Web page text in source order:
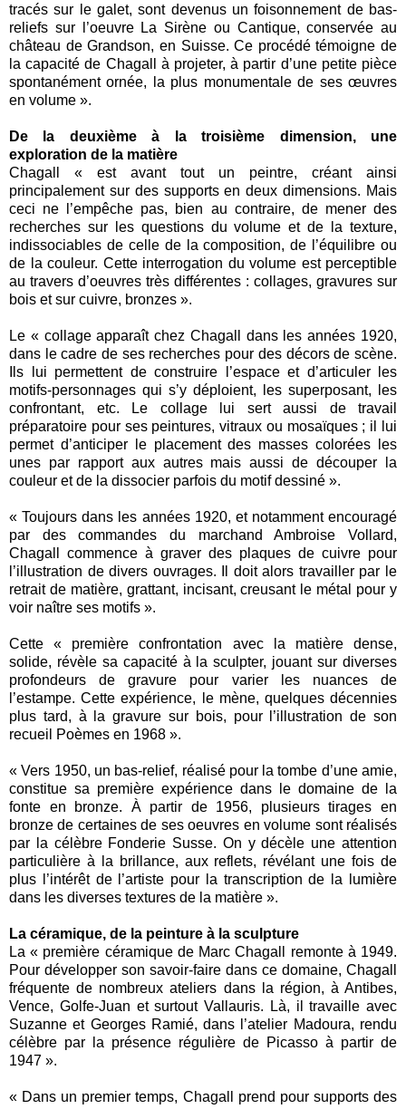
tracés sur le galet, sont devenus un foisonnement de bas-
reliefs sur l’oeuvre La Sirène ou Cantique, conservée au
château de Grandson, en Suisse. Ce procédé témoigne de
la capacité de Chagall à projeter, à partir d’une petite pièce
spontanément ornée, la plus monumentale de ses œuvres
en volume ».
De la deuxième à la troisième dimension, une
exploration de la matière
Chagall « est avant tout un peintre, créant ainsi
principalement sur des supports en deux dimensions. Mais
ceci ne l’empêche pas, bien au contraire, de mener des
recherches sur les questions du volume et de la texture,
indissociables de celle de la composition, de l’équilibre ou
de la couleur. Cette interrogation du volume est perceptible
au travers d’oeuvres très différentes : collages, gravures sur
bois et sur cuivre, bronzes ».
Le « collage apparaît chez Chagall dans les années 1920,
dans le cadre de ses recherches pour des décors de scène.
Ils lui permettent de construire l’espace et d’articuler les
motifs-personnages qui s’y déploient, les superposant, les
confrontant, etc. Le collage lui sert aussi de travail
préparatoire pour ses peintures, vitraux ou mosaïques ; il lui
permet d’anticiper le placement des masses colorées les
unes par rapport aux autres mais aussi de découper la
couleur et de la dissocier parfois du motif dessiné ».
« Toujours dans les années 1920, et notamment encouragé
par des commandes du marchand Ambroise Vollard,
Chagall commence à graver des plaques de cuivre pour
l’illustration de divers ouvrages. Il doit alors travailler par le
retrait de matière, grattant, incisant, creusant le métal pour y
voir naître ses motifs ».
Cette « première confrontation avec la matière dense,
solide, révèle sa capacité à la sculpter, jouant sur diverses
profondeurs de gravure pour varier les nuances de
l’estampe. Cette expérience, le mène, quelques décennies
plus tard, à la gravure sur bois, pour l’illustration de son
recueil Poèmes en 1968 ».
« Vers 1950, un bas-relief, réalisé pour la tombe d’une amie,
constitue sa première expérience dans le domaine de la
fonte en bronze. À partir de 1956, plusieurs tirages en
bronze de certaines de ses oeuvres en volume sont réalisés
par la célèbre Fonderie Susse. On y décèle une attention
particulière à la brillance, aux reflets, révélant une fois de
plus l’intérêt de l’artiste pour la transcription de la lumière
dans les diverses textures de la matière ».
La céramique, de la peinture à la sculpture
La « première céramique de Marc Chagall remonte à 1949.
Pour développer son savoir-faire dans ce domaine, Chagall
fréquente de nombreux ateliers dans la région, à Antibes,
Vence, Golfe-Juan et surtout Vallauris. Là, il travaille avec
Suzanne et Georges Ramié, dans l’atelier Madoura, rendu
célèbre par la présence régulière de Picasso à partir de
1947 ».
« Dans un premier temps, Chagall prend pour supports des